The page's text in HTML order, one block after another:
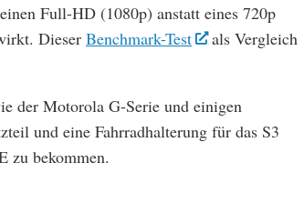
Full-HD (1080p) anstatt eines 720p
Dieser Benchmark-Test
als Vergleich
der Motorola G-Serie und einigen
und eine Fahrradhalterung für das S3
zu bekommen.